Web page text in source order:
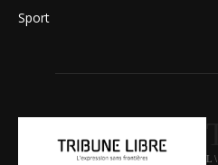
Sport